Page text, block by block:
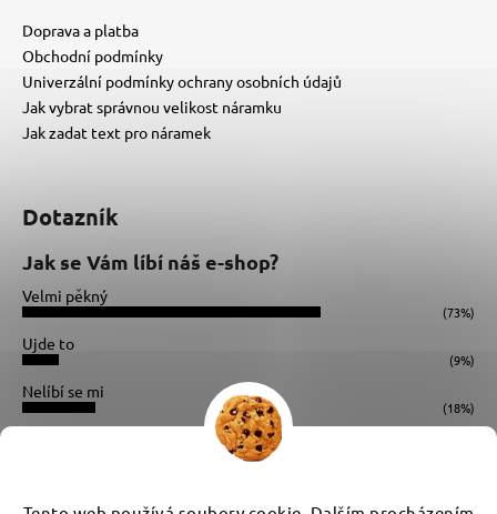
Doprava a platba
Obchodní podmínky
Univerzální podmínky ochrany osobních údajů
Jak vybrat správnou velikost náramku
Jak zadat text pro náramek
Dotazník
Jak se Vám líbí náš e-shop?
Velmi pěkný
(73%)
Ujde to
(9%)
Nelíbí se mi
(18%)
Instagram